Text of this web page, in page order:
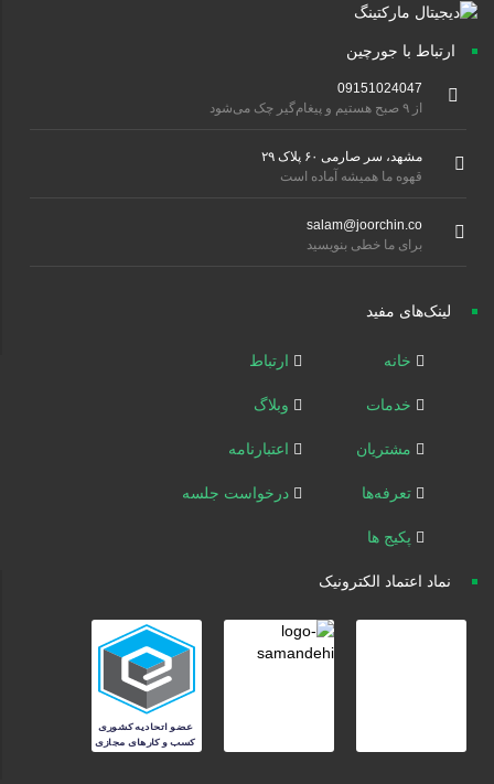
ارتباط با جورچین
09151024047
مشهد، سر صارمی ۶۰ پلاک ۲۹
قهوه ما همیشه آماده است
salam@joorchin.co
برای ما خطی بنویسید
لینک‌های مفید
خانه
خدمات
مشتریان
تعرفه‌ها
پکیج ها
ارتباط
وبلاگ
اعتبارنامه
درخواست جلسه
نماد اعتماد الکترونیک